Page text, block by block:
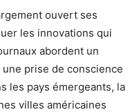
ouvert ses
les innovations qui
abordent un
prise de conscience
les pays émergeants, la
villes américaines